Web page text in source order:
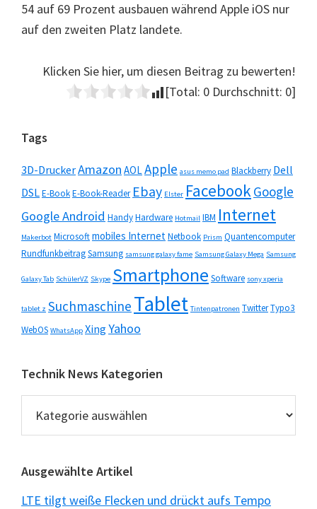
54 auf 69 Prozent ausbauen während Apple iOS nur
auf den zweiten Platz landete.
Klicken Sie hier, um diesen Beitrag zu bewerten!
[Total: 0 Durchschnitt: 0]
Seitenspalte
Tags
3D-DruckerAmazon AOLApple asus memo pad Blackberry Dell
DSLE-BookE-Book-Reader Ebay Elster FacebookGoogle
Google Android HandyHardware Hotmail IBM Internet
Makerbot Microsoftmobiles InternetNetbook Prism Quantencomputer
RundfunkbeitragSamsung samsung galaxy fame Samsung Galaxy Mega Samsung
Galaxy Tab SchülerVZ Skype Smartphone Software sony xperia
tablet z Suchmaschine Tablet Tintenpatronen TwitterTypo3
WebOS WhatsApp XingYahoo
Technik News Kategorien
News
Kategorien
Ausgewählte Artikel
LTE tilgt weiße Flecken und drückt aufs Tempo